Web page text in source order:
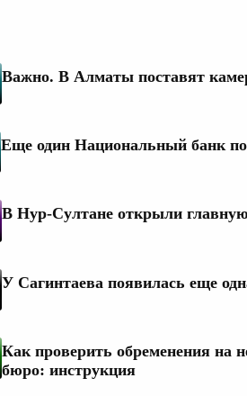
Важно. В Алматы поставят
Еще один Национальный банк
В Нур-Султане открыли
У Сагинтаева появилась еще
Как проверить обременения на
бюро: инструкция